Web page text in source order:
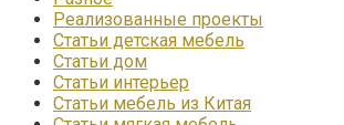
Реализованные проекты
Статьи детская мебель
Статьи дом
Статьи интерьер
Статьи мебель из Китая